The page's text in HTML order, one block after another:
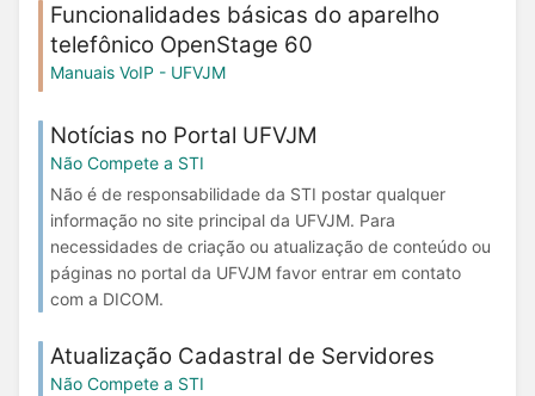
Funcionalidades básicas do aparelho
telefônico OpenStage 60
Manuais VoIP - UFVJM
Notícias no Portal UFVJM
Não Compete a STI
Não é de responsabilidade da STI postar qualquer
informação no site principal da UFVJM. Para
necessidades de criação ou atualização de conteúdo ou
páginas no portal da UFVJM favor entrar em contato
com a DICOM.
Atualização Cadastral de Servidores
Não Compete a STI